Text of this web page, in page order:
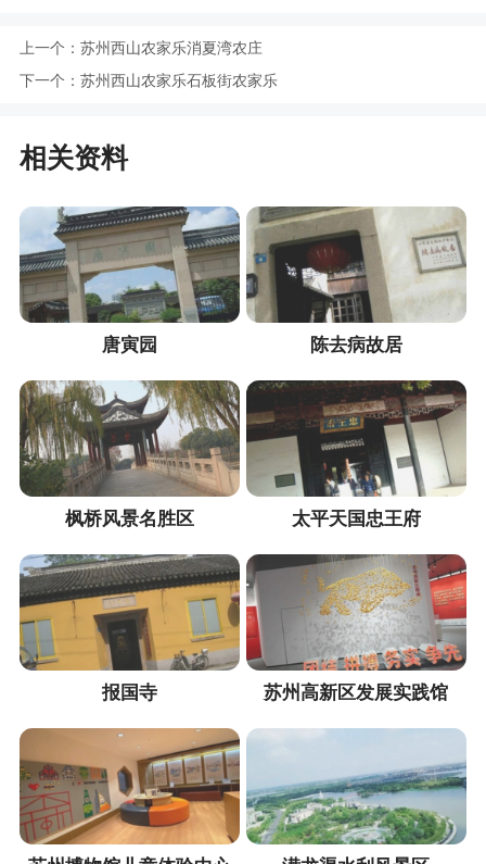
上一个： 苏州西山农家乐消夏湾农庄
下一个： 苏州西山农家乐石板街农家乐
相关资料
唐寅园 陈去病故居
枫桥风景名胜区 太平天国忠王府
报国寺 苏州高新区发展实践馆